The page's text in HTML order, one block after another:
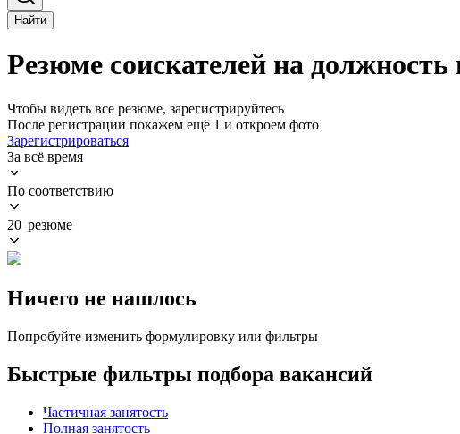
Найти
Резюме соискателей на
Чтобы видеть все резюме, зарегистрируйтесь
После регистрации покажем ещё 1 и откроем фото
Зарегистрироваться
За всё время
По соответствию
20 резюме
Ничего не нашлось
Попробуйте изменить формулировку или фильтры
Быстрые фильтры подбора вакансий
Частичная занятость
Полная занятость